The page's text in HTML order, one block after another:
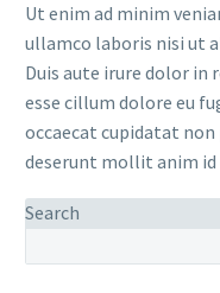
Ut enim ad minim
ullamco laboris nisi ut
Duis aute irure dolor
esse cillum dolore eu
occaecat cupidatat
deserunt mollit anim id
Search